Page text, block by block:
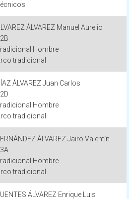
ÁLVAREZ Manuel Aurelio
Hombre
tradicional
ÁLVAREZ Juan Carlos
Hombre
tradicional
ÁLVAREZ Jairo Valentín
Hombre
tradicional
ÁLVAREZ Enrique Luis